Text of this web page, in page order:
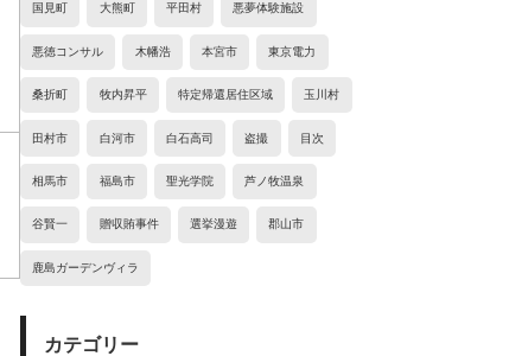
国見町 大熊町 平田村 悪夢体験施設
悪徳コンサル 木幡浩 本宮市 東京電力
桑折町 牧内昇平 特定帰還居住区域 玉川村
田村市 白河市 白石高司 盗撮 目次
相馬市 福島市 聖光学院 芦ノ牧温泉
谷賢一 贈収賄事件 選挙漫遊 郡山市
鹿島ガーデンヴィラ
カテゴリー